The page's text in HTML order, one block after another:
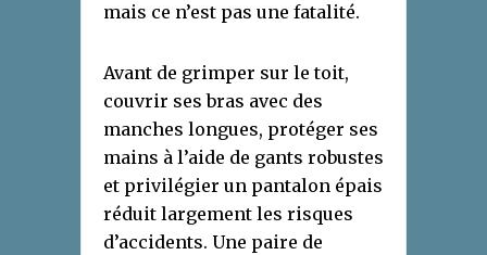
mais ce n’est pas une fatalité.
Avant de grimper sur le toit,
couvrir ses bras avec des
manches longues, protéger ses
mains à l’aide de gants robustes
et privilégier un pantalon épais
réduit largement les risques
d’accidents. Une paire de